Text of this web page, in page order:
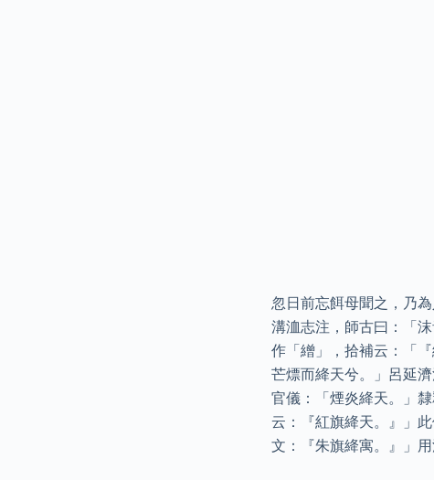
忽日前忘餌母聞之，乃
溝洫志注，師古曰：「
作「繒」，拾補云：「
芒熛而絳天兮。」呂延
官儀：「煙炎絳天。」
云：『紅旗絳天。』」
文：『朱旗絳寓。』」用